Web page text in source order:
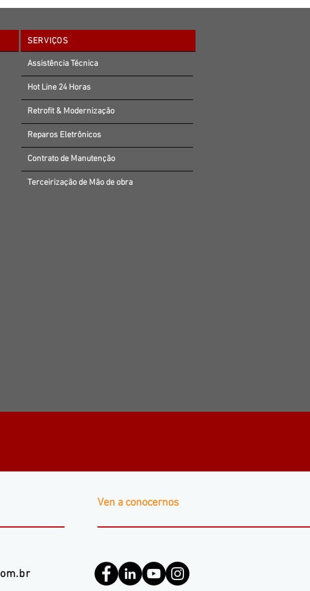
SERVIÇOS
Assistência Técnica
Hot Line 24 Horas
Retrofit & Modernização
Reparos Eletrônicos
Contrato de Manutenção
Terceirização de Mão de obra
Ven a conocernos